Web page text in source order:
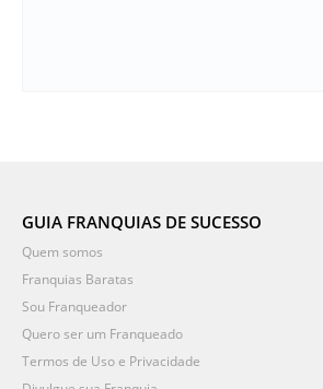
GUIA FRANQUIAS DE SUCESSO
Quem somos
Franquias Baratas
Sou Franqueador
Quero ser um Franqueado
Termos de Uso e Privacidade